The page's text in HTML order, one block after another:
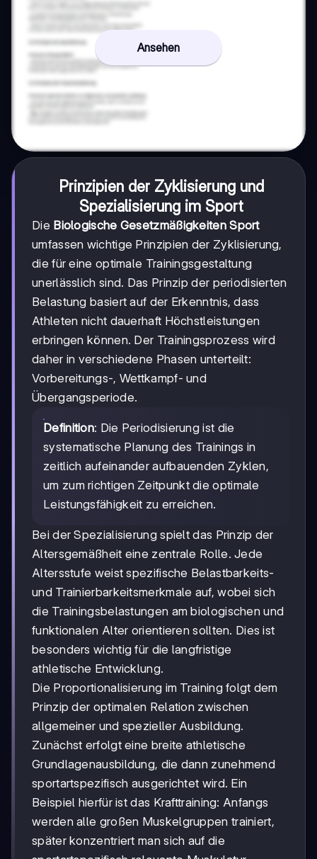
Ansehen
Prinzipien der Zyklisierung und
Spezialisierung im Sport
Die Biologische Gesetzmäßigkeiten Sport
umfassen wichtige Prinzipien der Zyklisierung,
die für eine optimale Trainingsgestaltung
unerlässlich sind. Das Prinzip der periodisierten
Belastung basiert auf der Erkenntnis, dass
Athleten nicht dauerhaft Höchstleistungen
erbringen können. Der Trainingsprozess wird
daher in verschiedene Phasen unterteilt:
Vorbereitungs-, Wettkampf- und
Übergangsperiode.
Definition: Die Periodisierung ist die
systematische Planung des Trainings in
zeitlich aufeinander aufbauenden Zyklen,
um zum richtigen Zeitpunkt die optimale
Leistungsfähigkeit zu erreichen.
Bei der Spezialisierung spielt das Prinzip der
Altersgemäßheit eine zentrale Rolle. Jede
Altersstufe weist spezifische Belastbarkeits-
und Trainierbarkeitsmerkmale auf, wobei sich
die Trainingsbelastungen am biologischen und
funktionalen Alter orientieren sollten. Dies ist
besonders wichtig für die langfristige
athletische Entwicklung.
Die Proportionalisierung im Training folgt dem
Prinzip der optimalen Relation zwischen
allgemeiner und spezieller Ausbildung.
Zunächst erfolgt eine breite athletische
Grundlagenausbildung, die dann zunehmend
sportartspezifisch ausgerichtet wird. Ein
Beispiel hierfür ist das Krafttraining: Anfangs
werden alle großen Muskelgruppen trainiert,
später konzentriert man sich auf die